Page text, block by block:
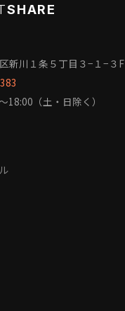
SHARE
新川１条５丁目３−１−３F
18:00（土・日除く）